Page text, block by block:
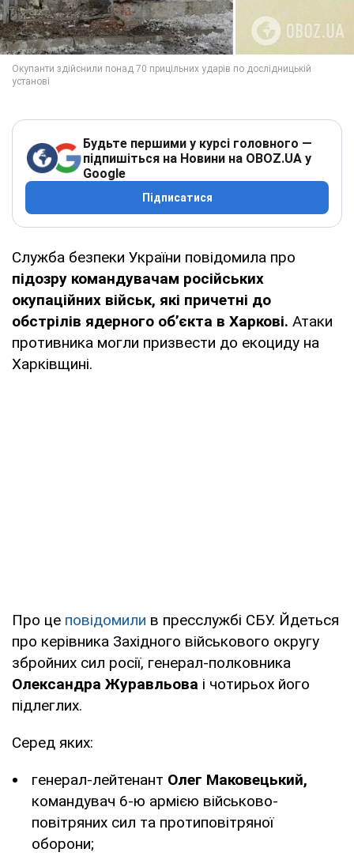
Будьте першими у курсі головного —
підпишіться на Новини на OBOZ.UA у
Google
Підписатися
Служба безпеки України повідомила про
підозру командувачам російських
окупаційних військ, які причетні до
обстрілів ядерного об’єкта в Харкові. Атаки
противника могли призвести до екоциду на
Харківщині.
Про це повідомили в пресслужбі СБУ. Йдеться
про керівника Західного військового округу
збройних сил росії, генерал-полковника
Олександра Журавльова і чотирьох його
підлеглих.
Серед яких:
⁠генерал-лейтенант Олег Маковецький,
командувач 6-ю армією військово-
повітряних сил та протиповітряної
оборони;